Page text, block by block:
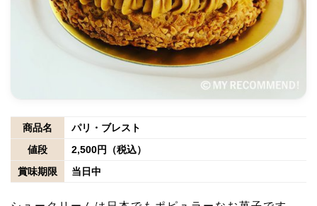
商品名
パリ・ブレスト
値段
2,500円（税込）
賞味期限
当日中